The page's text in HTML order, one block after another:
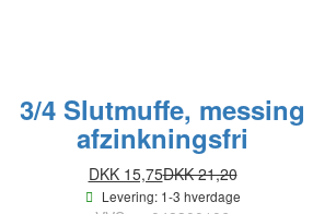
3/4 Slutmuffe, messing
afzinkningsfri
DKK 15,75DKK 21,20
Levering: 1-3 hverdage